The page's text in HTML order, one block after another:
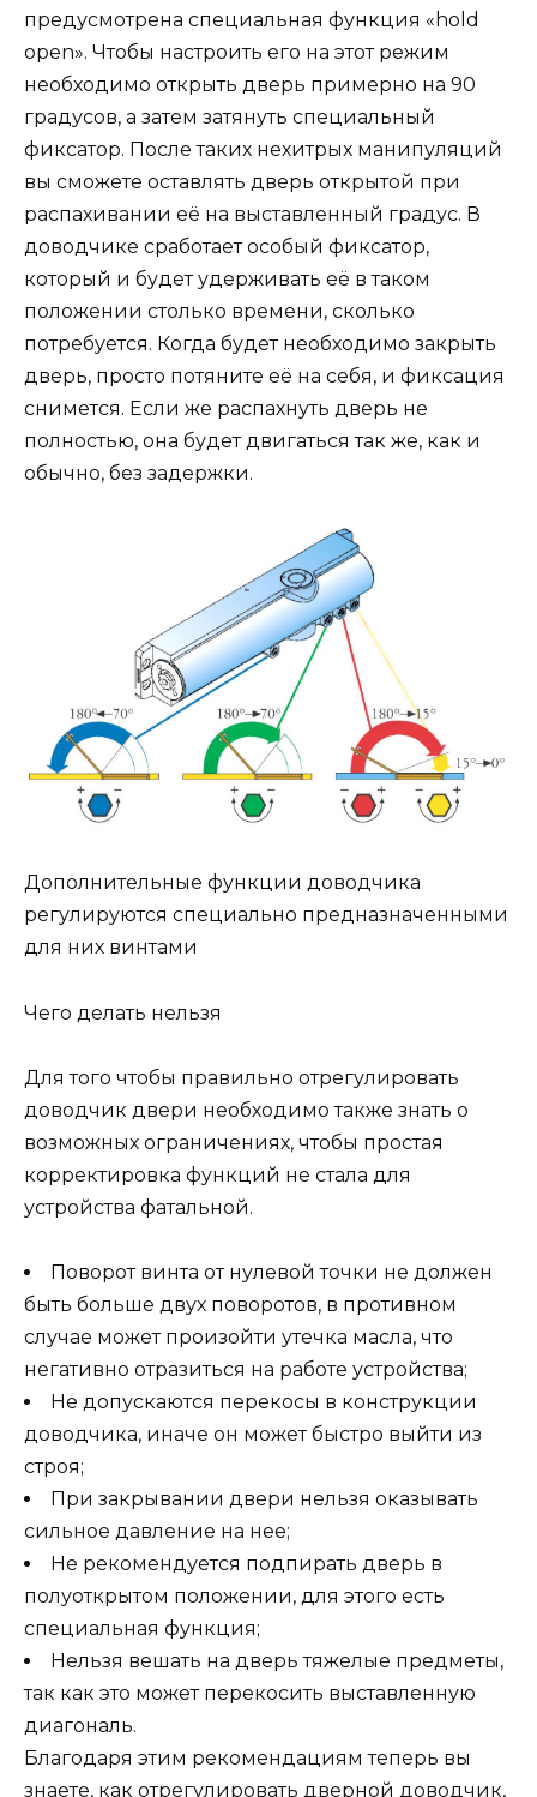
предусмотрена специальная функция «hold
open». Чтобы настроить его на этот режим
необходимо открыть дверь примерно на 90
градусов, а затем затянуть специальный
фиксатор. После таких нехитрых манипуляций
вы сможете оставлять дверь открытой при
распахивании её на выставленный градус. В
доводчике сработает особый фиксатор,
который и будет удерживать её в таком
положении столько времени, сколько
потребуется. Когда будет необходимо закрыть
дверь, просто потяните её на себя, и фиксация
снимется. Если же распахнуть дверь не
полностью, она будет двигаться так же, как и
обычно, без задержки.
Дополнительные функции доводчика
регулируются специально предназначенными
для них винтами
Чего делать нельзя
Для того чтобы правильно отрегулировать
доводчик двери необходимо также знать о
возможных ограничениях, чтобы простая
корректировка функций не стала для
устройства фатальной.
Поворот винта от нулевой точки не должен
быть больше двух поворотов, в противном
случае может произойти утечка масла, что
негативно отразиться на работе устройства;
Не допускаются перекосы в конструкции
доводчика, иначе он может быстро выйти из
строя;
При закрывании двери нельзя оказывать
сильное давление на нее;
Не рекомендуется подпирать дверь в
полуоткрытом положении, для этого есть
специальная функция;
Нельзя вешать на дверь тяжелые предметы,
так как это может перекосить выставленную
диагональ.
Благодаря этим рекомендациям теперь вы
знаете, как отрегулировать дверной доводчик,